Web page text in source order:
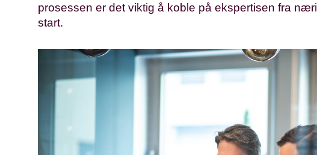
prosessen er det viktig å koble på ekspertisen fra
start.